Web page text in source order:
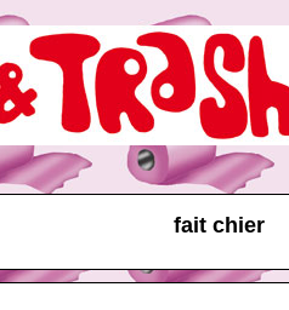
fait chier